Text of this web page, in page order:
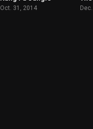
Oct. 31, 2014